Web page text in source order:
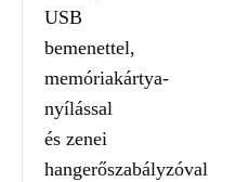
USB
bemenettel,
memóriakártya-
nyílással
és zenei
hangerőszabályzóval